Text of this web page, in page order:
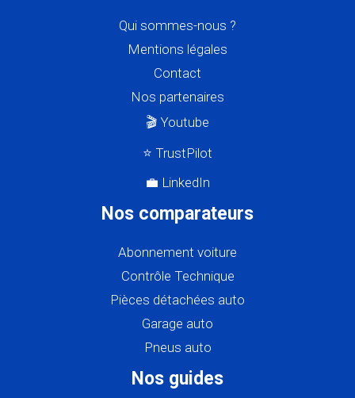
Qui sommes-nous ?
Mentions légales
Contact
Nos partenaires
🎬 Youtube
⭐ TrustPilot
💼 LinkedIn
Nos comparateurs
Abonnement voiture
Contrôle Technique
Pièces détachées auto
Garage auto
Pneus auto
Nos guides